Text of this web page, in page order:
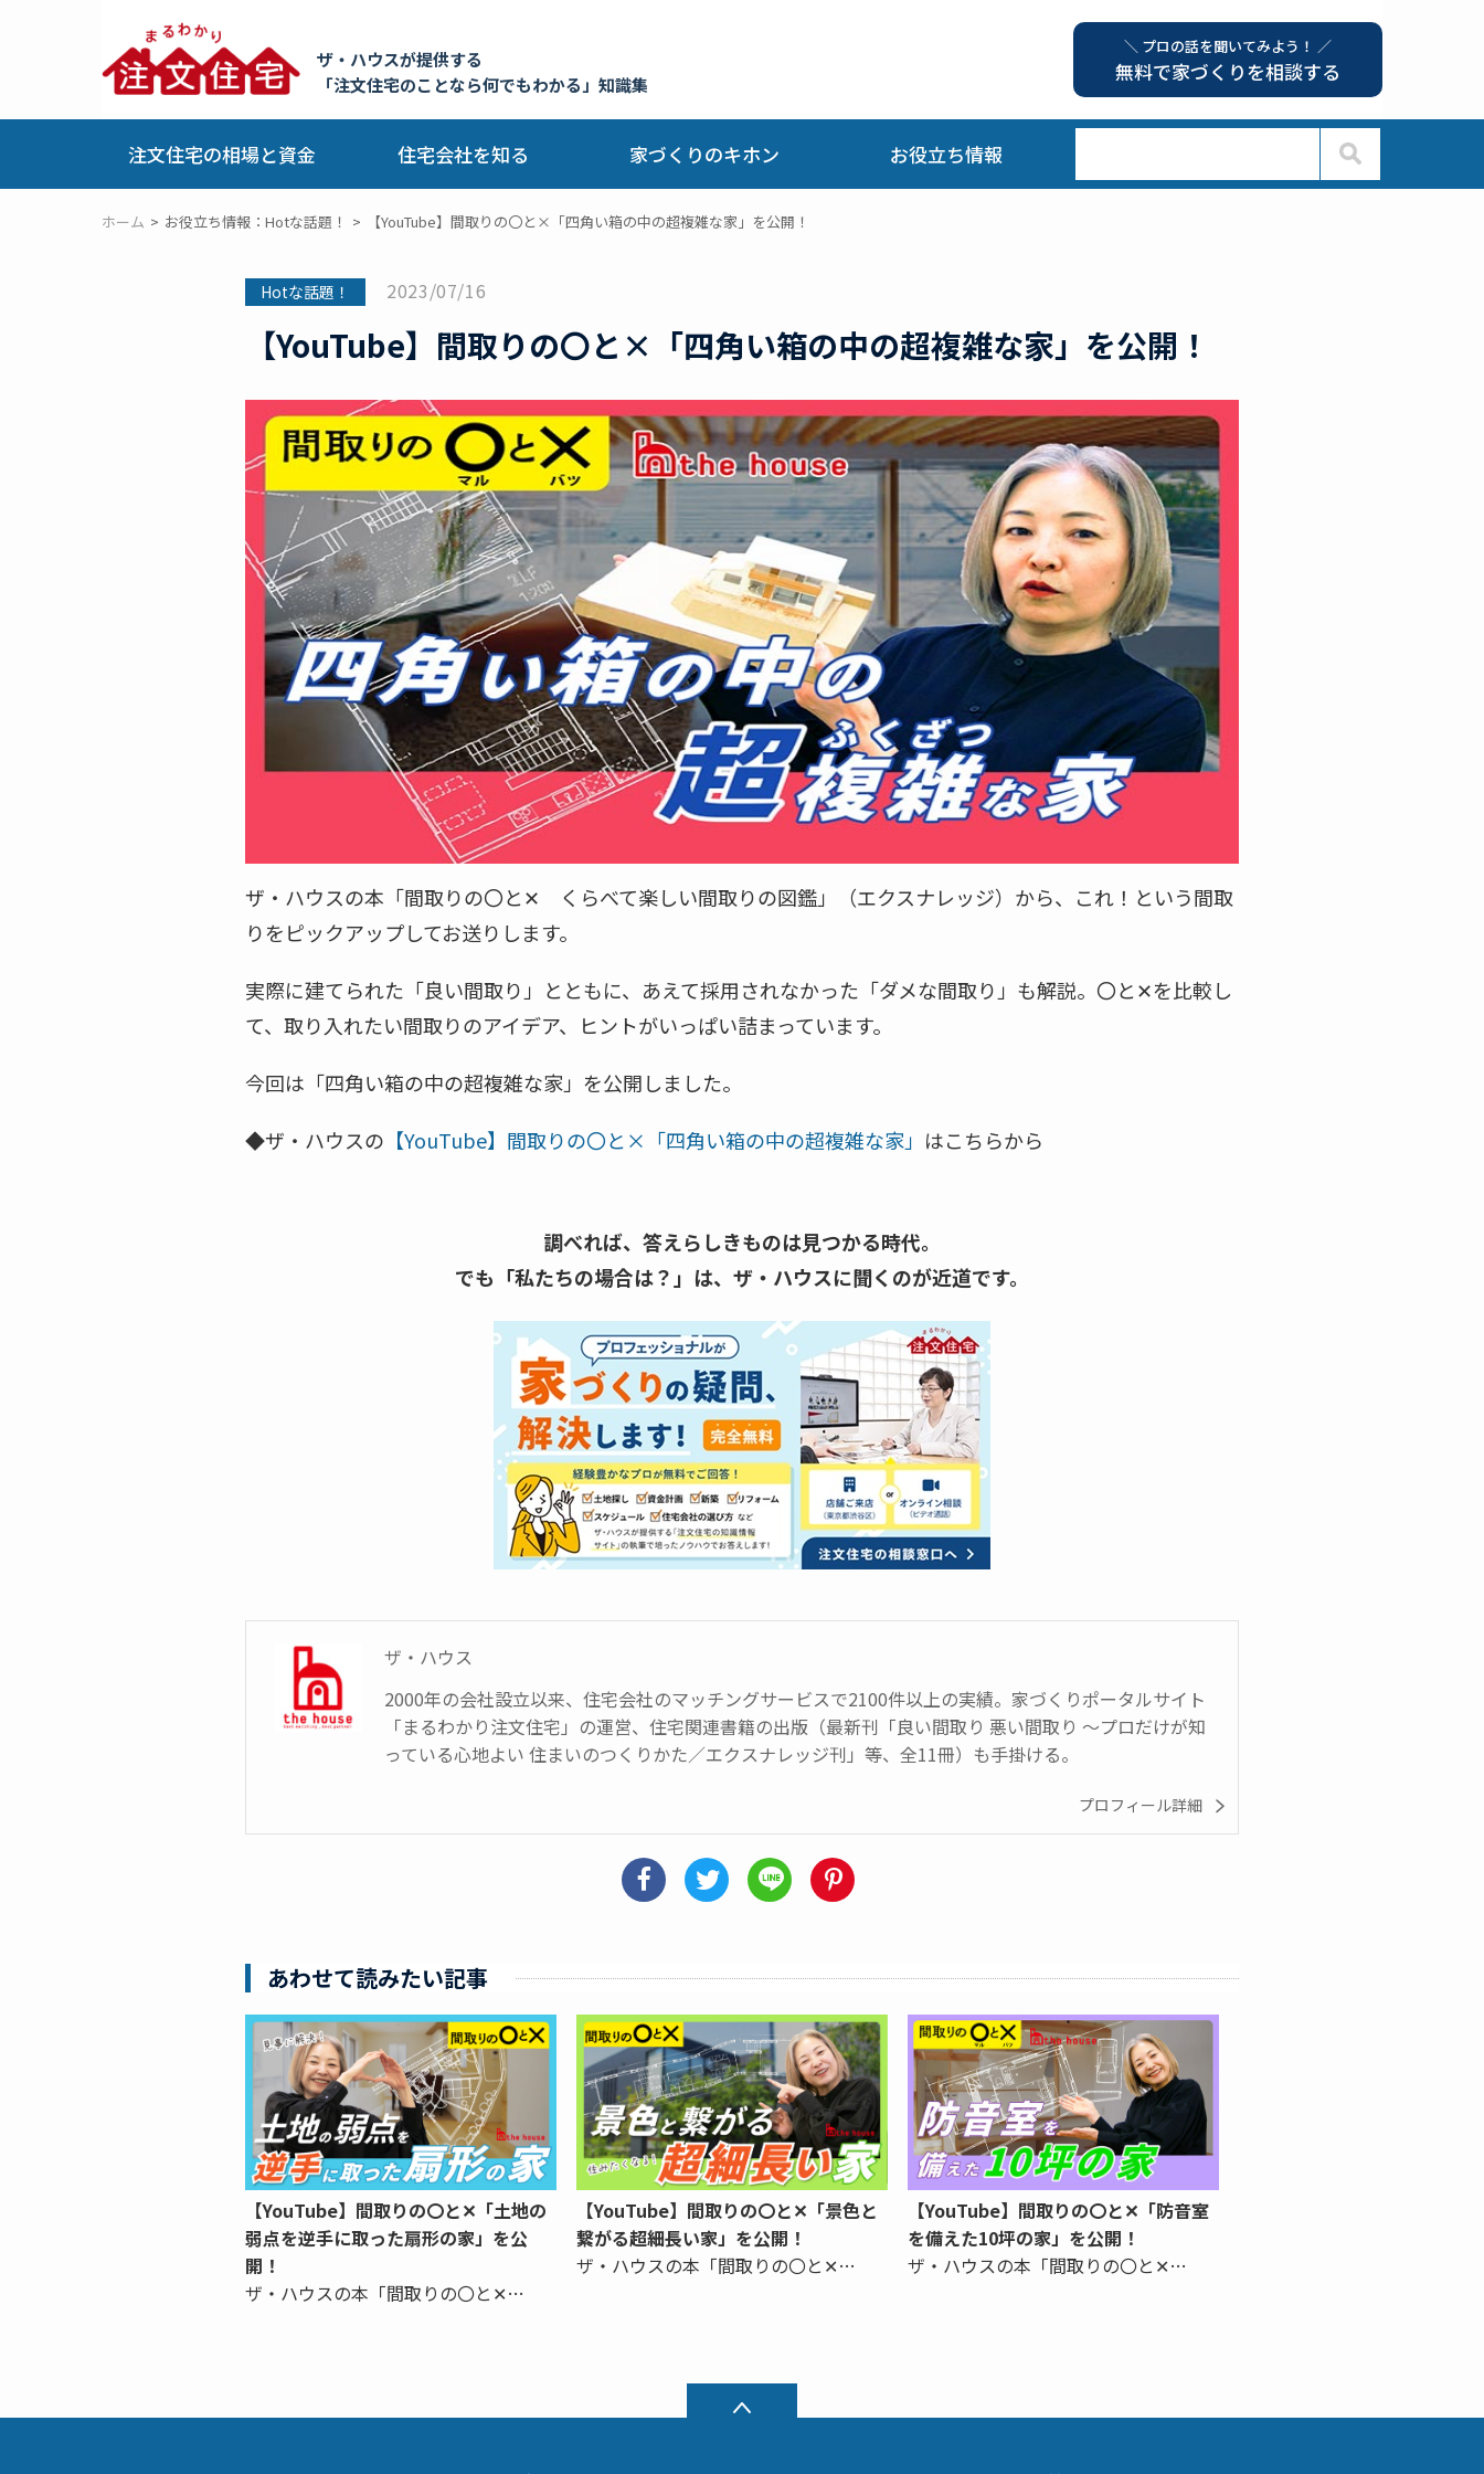
ザ・ハウスが提供する
「注文住宅のことなら何でもわかる」知識集
＼ プロの話を聞いてみよう！ ／
無料で家づくりを相談する
注文住宅の相場と資金 住宅会社を知る 家づくりのキホン お役立ち情報
ホーム お役立ち情報：Hotな話題！ 【YouTube】間取りの〇と×「四角い箱の中の超複雑な家」を公開！
Hotな話題！ 2023/07/16
【YouTube】間取りの〇と×「四角い箱の中の超複雑な家」を公開！
ザ・ハウスの本「間取りの〇と✕ くらべて楽しい間取りの図鑑」（エクスナレッジ）から、これ！という間取
りをピックアップしてお送りします。
実際に建てられた「良い間取り」とともに、あえて採用されなかった「ダメな間取り」も解説。〇と✕を比較し
て、取り入れたい間取りのアイデア、ヒントがいっぱい詰まっています。
今回は「四角い箱の中の超複雑な家」を公開しました。
◆ザ・ハウスの 【YouTube】間取りの〇と×「四角い箱の中の超複雑な家」 はこちらから
調べれば、答えらしきものは見つかる時代。
でも「私たちの場合は？」は、 ザ・ハウスに聞くのが近道です。
ザ・ハウス
2000年の会社設立以来、住宅会社のマッチングサービスで2100件以上の実績。家づくりポータルサイト
「まるわかり注文住宅」の運営、住宅関連書籍の出版（最新刊「良い間取り 悪い間取り ～プロだけが知
っている心地よい 住まいのつくりかた／エクスナレッジ刊」等、全11冊）も手掛ける。
プロフィール詳細
あわせて読みたい記事
【YouTube】間取りの〇と✕「土地の
弱点を逆手に取った扇形の家」を公
開！
ザ・ハウスの本「間取りの〇と✕…
【YouTube】間取りの〇と✕「景色と
繋がる超細長い家」を公開！
ザ・ハウスの本「間取りの〇と✕…
【YouTube】間取りの〇と✕「防音室
を備えた10坪の家」を公開！
ザ・ハウスの本「間取りの〇と✕…